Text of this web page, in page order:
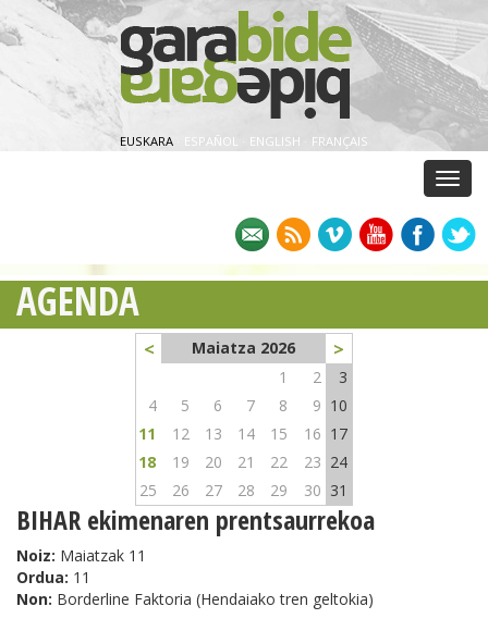
EUSKARA ESPAÑOL · ENGLISH · FRANÇAIS
AGENDA
< Maiatza 2026 >
1 2
3
4
5 6 7 8 9 10
11
12 13 14 15 16 17
18
19 20 21 22 23 24
25
26 27 28 29 30 31
BIHAR ekimenaren prentsaurrekoa
Noiz: Maiatzak 11
Ordua: 11
Non: Borderline Faktoria (Hendaiako tren geltokia)